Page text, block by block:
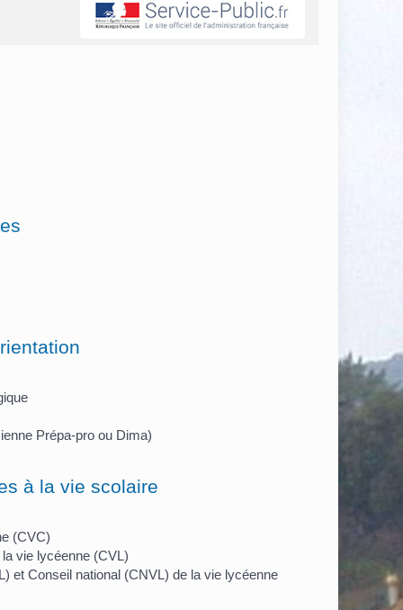
Prépa-pro ou Dima)
à la vie scolaire
(CVC)
vie lycéenne (CVL)
et Conseil national (CNVL) de la vie lycéenne